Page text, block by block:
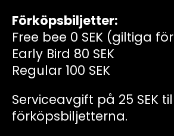
Förköpsbiljetter:
Free bee 0 SEK (giltiga
Early Bird 80 SEK
Regular 100 SEK
Serviceavgift på 25 SEK
förköpsbiljetterna.